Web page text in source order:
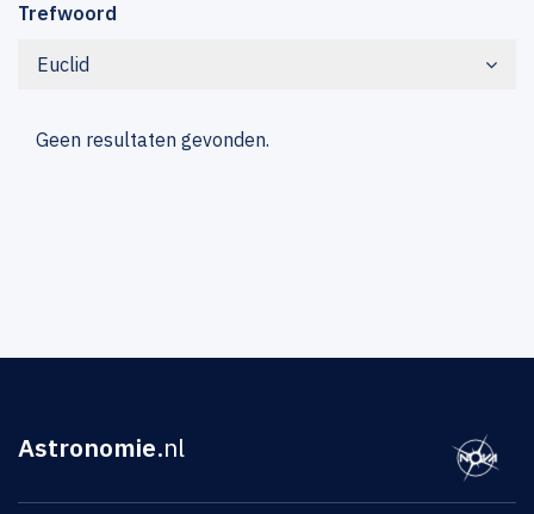
Trefwoord
Euclid
Geen resultaten gevonden.
Astronomie.nl